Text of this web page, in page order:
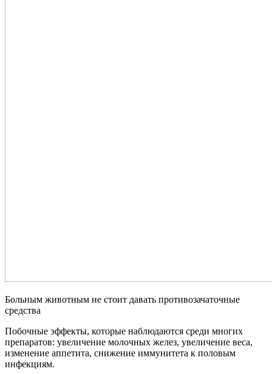
Больным животным не стоит давать противозачаточные
средства
Побочные эффекты, которые наблюдаются среди многих
препаратов: увеличение молочных желез, увеличение веса,
изменение аппетита, снижение иммунитета к половым
инфекциям.